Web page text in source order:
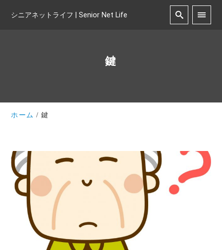
シニアネットライフ | Senior Net Life
鍵
ホーム 鍵